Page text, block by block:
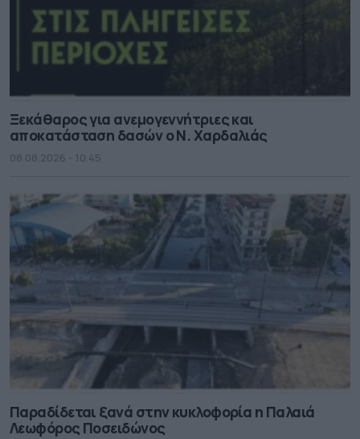
Ξεκάθαρος για ανεμογεννήτριες και
αποκατάσταση δασών ο Ν. Χαρδαλιάς
08.08.2026 - 10.45
Παραδίδεται ξανά στην κυκλοφορία η Παλαιά
Λεωφόρος Ποσειδώνος